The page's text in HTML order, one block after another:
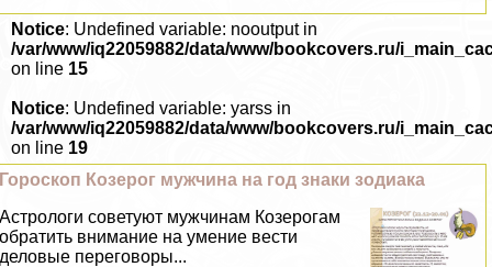
Notice: Undefined variable: nooutput in
/var/www/iq22059882/data/www/bookcovers.ru/
on line 15
Notice: Undefined variable: yarss in
/var/www/iq22059882/data/www/bookcovers.ru/
on line 19
Гороскоп Козерог мужчина на год знаки зодиака
Астрологи советуют мужчинам Козерогам
обратить внимание на умение вести
деловые переговоры...